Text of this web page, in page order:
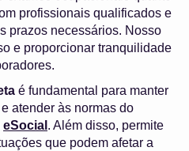
profissionais qualificados e
prazos necessários. Nosso
e proporcionar tranquilidade
é fundamental para manter
atender às normas do
eSocial . Além disso, permite
que podem afetar a